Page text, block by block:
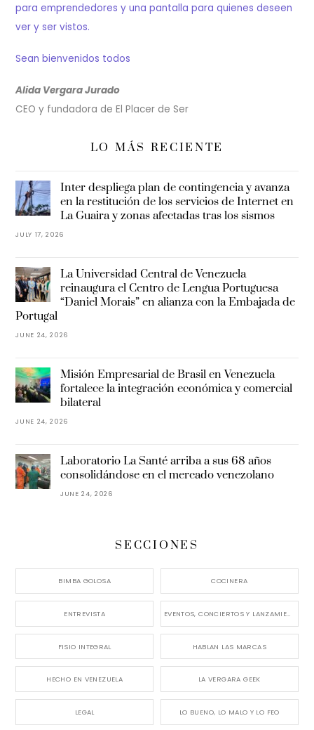
para emprendedores y una pantalla para quienes deseen
ver y ser vistos.
Sean bienvenidos todos
Alida Vergara Jurado
CEO y fundadora de El Placer de Ser
LO MÁS RECIENTE
Inter despliega plan de contingencia y avanza
en la restitución de los servicios de Internet en
La Guaira y zonas afectadas tras los sismos
JULY 17, 2026
La Universidad Central de Venezuela
reinaugura el Centro de Lengua Portuguesa
“Daniel Morais” en alianza con la Embajada de
Portugal
JUNE 24, 2026
Misión Empresarial de Brasil en Venezuela
fortalece la integración económica y comercial
bilateral
JUNE 24, 2026
Laboratorio La Santé arriba a sus 68 años
consolidándose en el mercado venezolano
JUNE 24, 2026
SECCIONES
BIMBA GOLOSA COCINERA
ENTREVISTA EVENTOS, CONCIERTOS Y LANZAMIENTOS
FISIO INTEGRAL HABLAN LAS MARCAS
HECHO EN VENEZUELA LA VERGARA GEEK
LEGAL LO BUENO, LO MALO Y LO FEO